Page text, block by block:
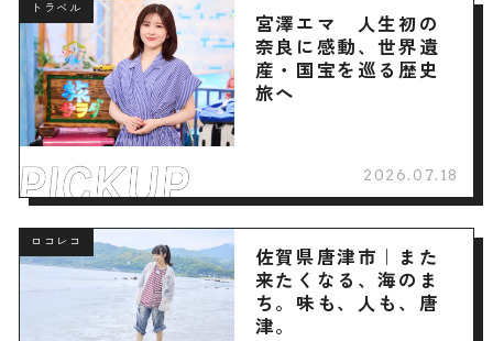
トラベル
宮澤エマ 人生初の
奈良に感動、世界遺
産・国宝を巡る歴史
旅へ
2026.07.18
ロコレコ
佐賀県唐津市｜また
来たくなる、海のま
ち。味も、人も、唐
津。